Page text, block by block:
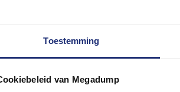
Toestemming
van Megadump
van delen. Deel jouw badkamer op